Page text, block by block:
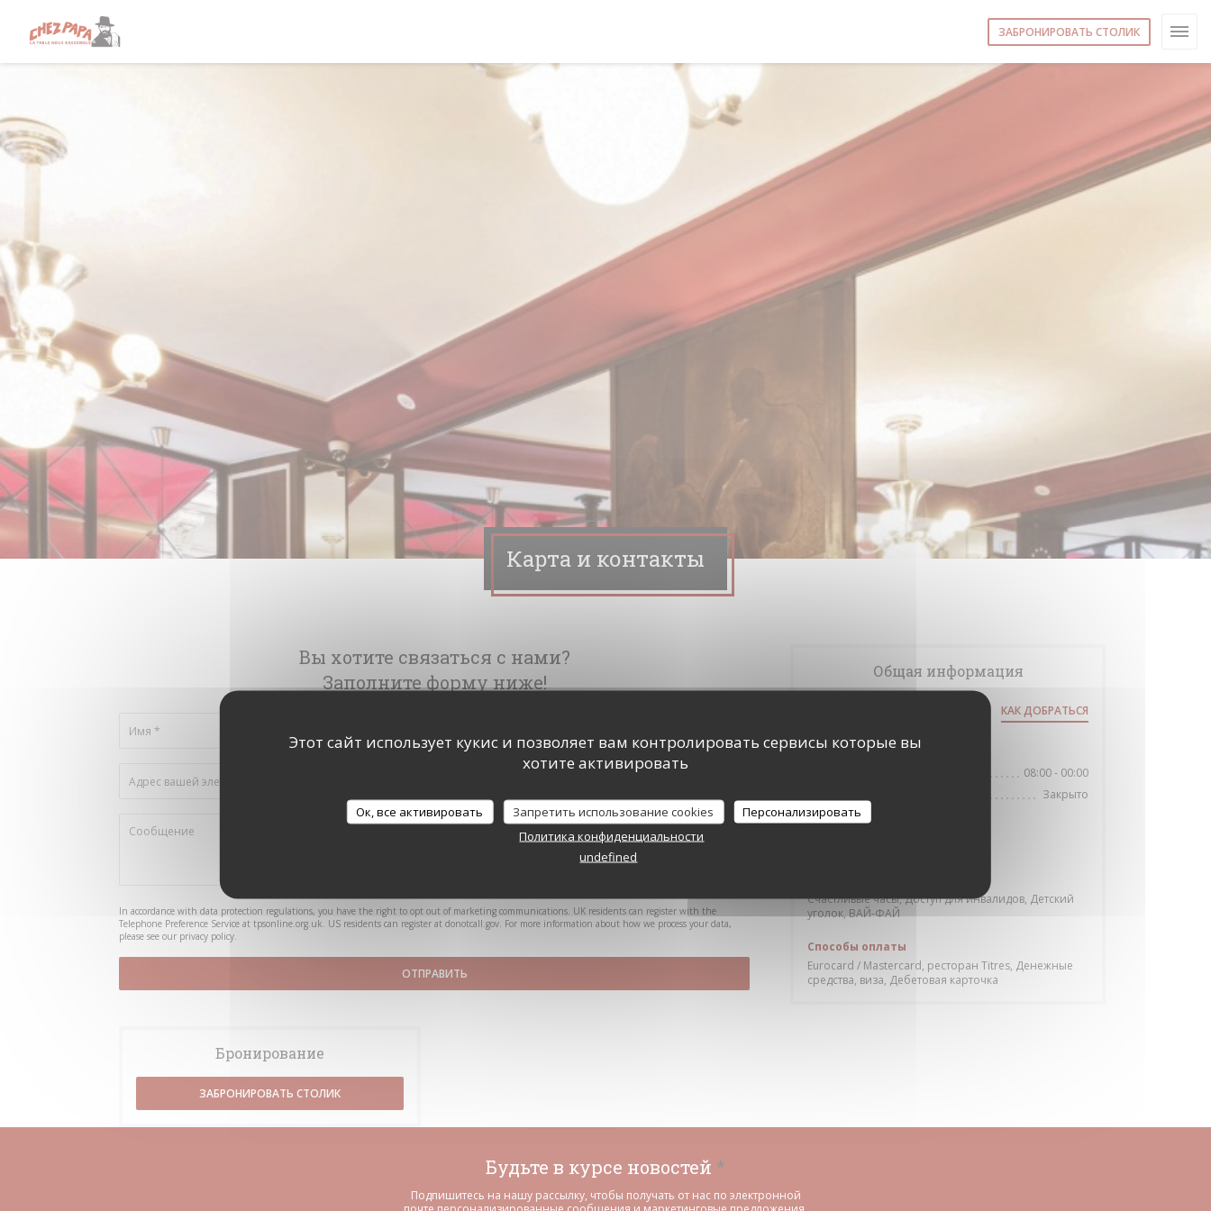
Этот сайт использует кукис и позволяет вам контролировать сервисы которые вы
хотите активировать
Ок, все активировать Запретить использование cookies
Персонализировать
Политика конфиденциальности
undefined
ЗАБРОНИРОВАТЬ СТОЛИК
Карта и контакты
Вы хотите связаться с нами?
Заполните форму ниже!
In accordance with data protection regulations, you have the right to opt out of marketing communications. UK residents can register with the
Telephone Preference Service at tpsonline.org.uk. US residents can register at donotcall.gov. For more information about how we process your data,
please see our privacy policy.
Бронирование
ЗАБРОНИРОВАТЬ СТОЛИК
Общая информация
((открывается в новом окне))КАК ДОБРАТЬСЯ
Часы работы
08:00 - 00:00
Закрыто
Кухня
Счастливые часы, Доступ для инвалидов, Детский
уголок, ВАЙ-ФАЙ
Способы оплаты
Eurocard / Mastercard, ресторан Titres, Денежные
средства, виза, Дебетовая карточка
Будьте в курсе новостей *
Подпишитесь на нашу рассылку, чтобы получать от нас по электронной